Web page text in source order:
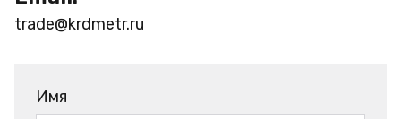
trade@krdmetr.ru
Имя